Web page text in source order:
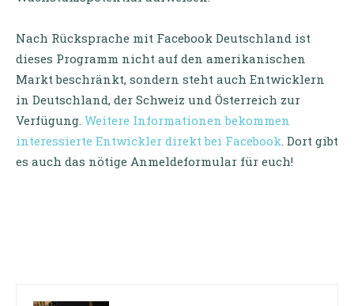
Nach Rücksprache mit Facebook Deutschland ist
dieses Programm nicht auf den amerikanischen
Markt beschränkt, sondern steht auch Entwicklern
in Deutschland, der Schweiz und Österreich zur
Verfügung. Weitere Informationen bekommen
interessierte Entwickler direkt bei Facebook. Dort gibt
es auch das nötige Anmeldeformular für euch!